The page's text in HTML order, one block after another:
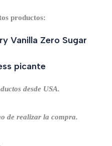
productos:
Vanilla Zero Sugar
picante
desde USA.
de realizar la compra.